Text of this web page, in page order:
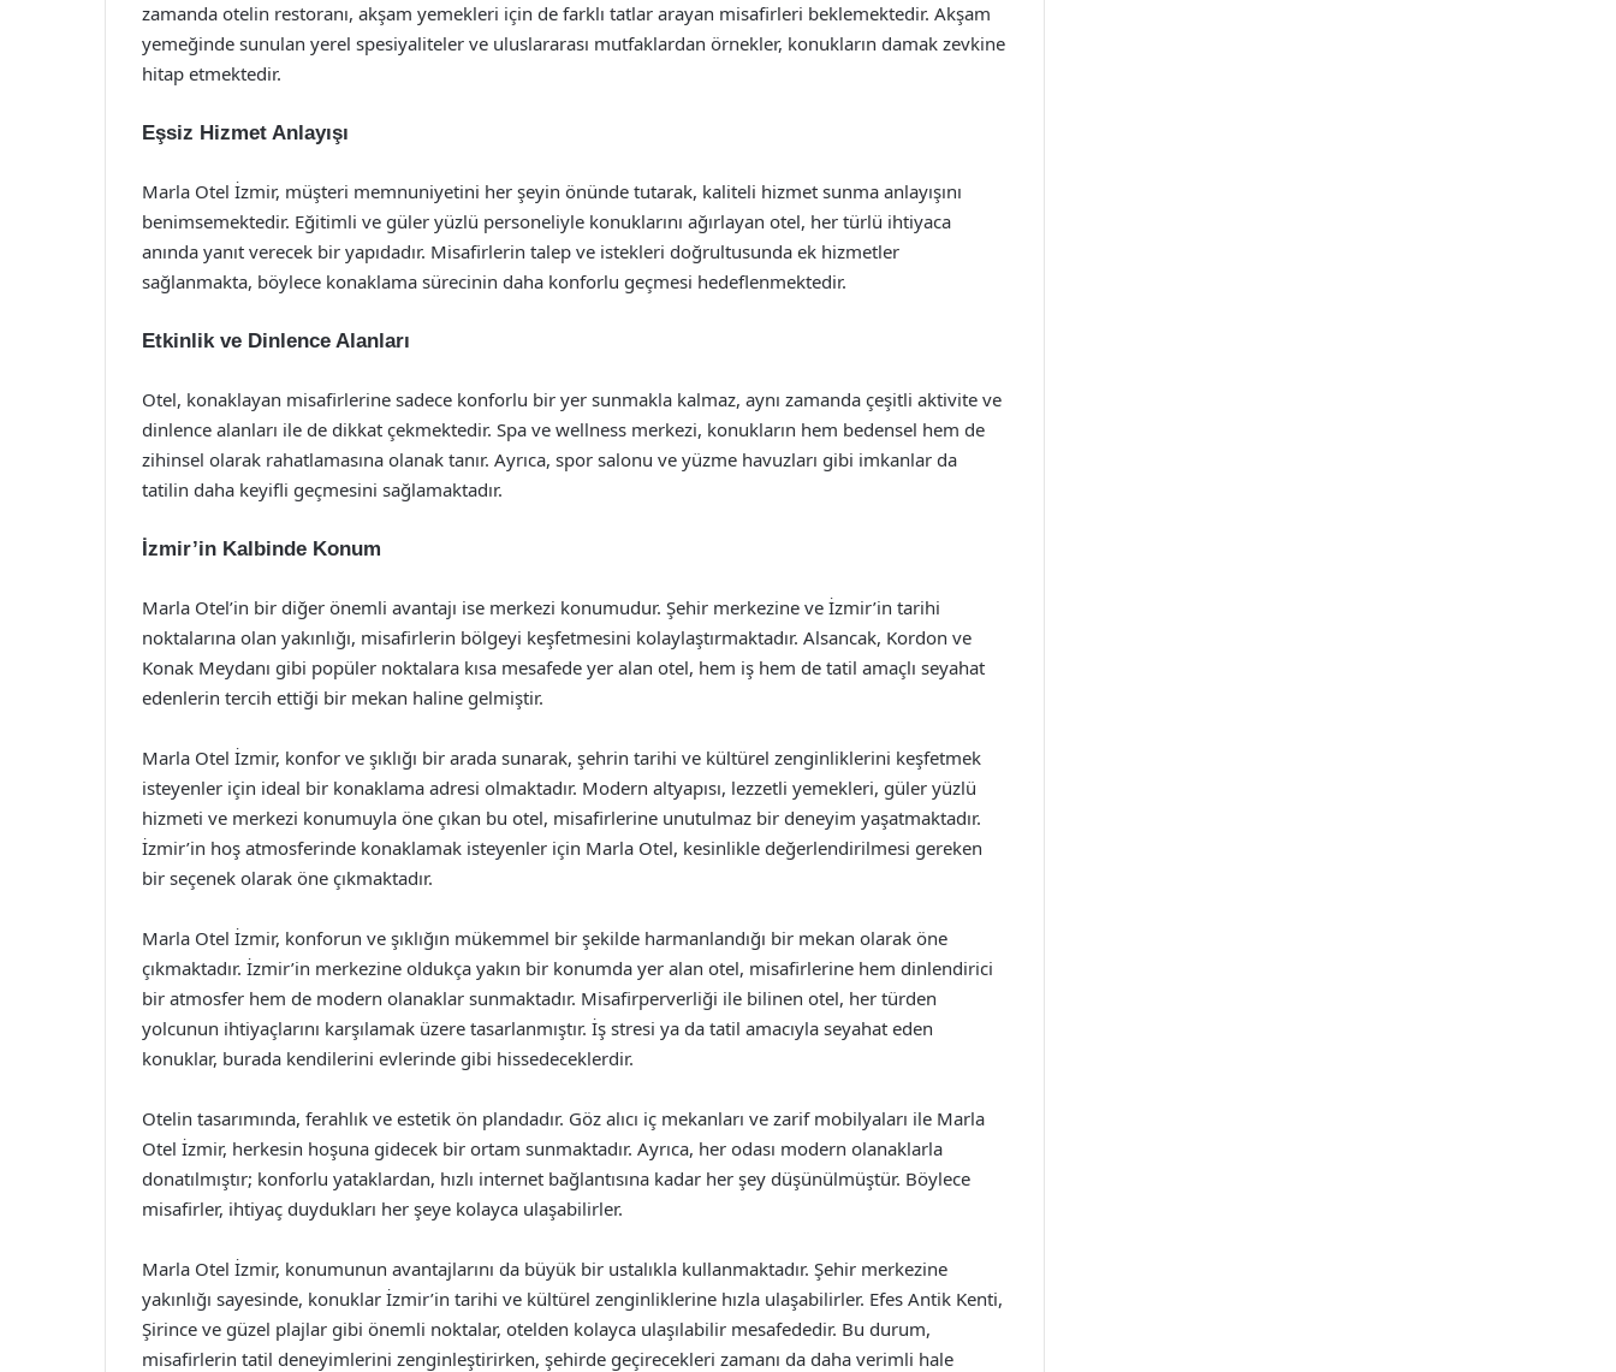
zamanda otelin restoranı, akşam yemekleri için de farklı tatlar arayan misafirleri beklemektedir. Akşam
yemeğinde sunulan yerel spesiyaliteler ve uluslararası mutfaklardan örnekler, konukların damak zevkine
hitap etmektedir.
Eşsiz Hizmet Anlayışı
Marla Otel İzmir, müşteri memnuniyetini her şeyin önünde tutarak, kaliteli hizmet sunma anlayışını
benimsemektedir. Eğitimli ve güler yüzlü personeliyle konuklarını ağırlayan otel, her türlü ihtiyaca
anında yanıt verecek bir yapıdadır. Misafirlerin talep ve istekleri doğrultusunda ek hizmetler
sağlanmakta, böylece konaklama sürecinin daha konforlu geçmesi hedeflenmektedir.
Etkinlik ve Dinlence Alanları
Otel, konaklayan misafirlerine sadece konforlu bir yer sunmakla kalmaz, aynı zamanda çeşitli aktivite ve
dinlence alanları ile de dikkat çekmektedir. Spa ve wellness merkezi, konukların hem bedensel hem de
zihinsel olarak rahatlamasına olanak tanır. Ayrıca, spor salonu ve yüzme havuzları gibi imkanlar da
tatilin daha keyifli geçmesini sağlamaktadır.
İzmir’in Kalbinde Konum
Marla Otel’in bir diğer önemli avantajı ise merkezi konumudur. Şehir merkezine ve İzmir’in tarihi
noktalarına olan yakınlığı, misafirlerin bölgeyi keşfetmesini kolaylaştırmaktadır. Alsancak, Kordon ve
Konak Meydanı gibi popüler noktalara kısa mesafede yer alan otel, hem iş hem de tatil amaçlı seyahat
edenlerin tercih ettiği bir mekan haline gelmiştir.
Marla Otel İzmir, konfor ve şıklığı bir arada sunarak, şehrin tarihi ve kültürel zenginliklerini keşfetmek
isteyenler için ideal bir konaklama adresi olmaktadır. Modern altyapısı, lezzetli yemekleri, güler yüzlü
hizmeti ve merkezi konumuyla öne çıkan bu otel, misafirlerine unutulmaz bir deneyim yaşatmaktadır.
İzmir’in hoş atmosferinde konaklamak isteyenler için Marla Otel, kesinlikle değerlendirilmesi gereken
bir seçenek olarak öne çıkmaktadır.
Marla Otel İzmir, konforun ve şıklığın mükemmel bir şekilde harmanlandığı bir mekan olarak öne
çıkmaktadır. İzmir’in merkezine oldukça yakın bir konumda yer alan otel, misafirlerine hem dinlendirici
bir atmosfer hem de modern olanaklar sunmaktadır. Misafirperverliği ile bilinen otel, her türden
yolcunun ihtiyaçlarını karşılamak üzere tasarlanmıştır. İş stresi ya da tatil amacıyla seyahat eden
konuklar, burada kendilerini evlerinde gibi hissedeceklerdir.
Otelin tasarımında, ferahlık ve estetik ön plandadır. Göz alıcı iç mekanları ve zarif mobilyaları ile Marla
Otel İzmir, herkesin hoşuna gidecek bir ortam sunmaktadır. Ayrıca, her odası modern olanaklarla
donatılmıştır; konforlu yataklardan, hızlı internet bağlantısına kadar her şey düşünülmüştür. Böylece
misafirler, ihtiyaç duydukları her şeye kolayca ulaşabilirler.
Marla Otel İzmir, konumunun avantajlarını da büyük bir ustalıkla kullanmaktadır. Şehir merkezine
yakınlığı sayesinde, konuklar İzmir’in tarihi ve kültürel zenginliklerine hızla ulaşabilirler. Efes Antik Kenti,
Şirince ve güzel plajlar gibi önemli noktalar, otelden kolayca ulaşılabilir mesafededir. Bu durum,
misafirlerin tatil deneyimlerini zenginleştirirken, şehirde geçirecekleri zamanı da daha verimli hale